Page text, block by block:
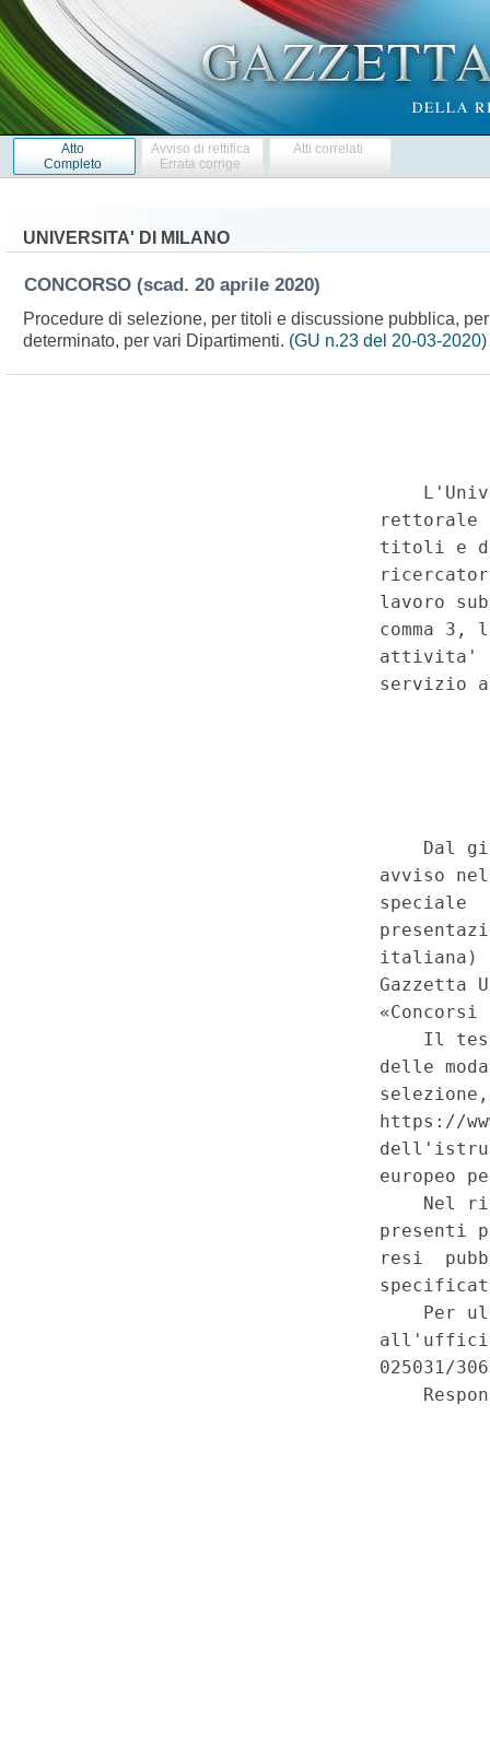
Atto
Completo
Avviso di rettifica
Errata corrige
Atti correlati
UNIVERSITA' DI MILANO
CONCORSO (scad. 20 aprile 2020)
Procedure di selezione, per titoli e discussione pubblica,
determinato, per vari Dipartimenti. (GU n.23 del 20-03-2020)